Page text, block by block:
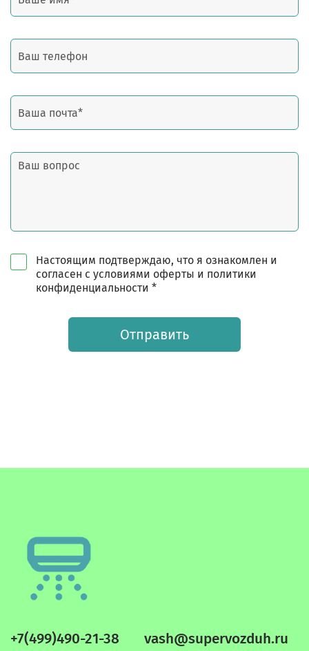
Настоящим подтверждаю, что я ознакомлен и
согласен с условиями оферты и политики
конфиденциальности *
Отправить
+7(499)490-21-38 vash@supervozduh.ru